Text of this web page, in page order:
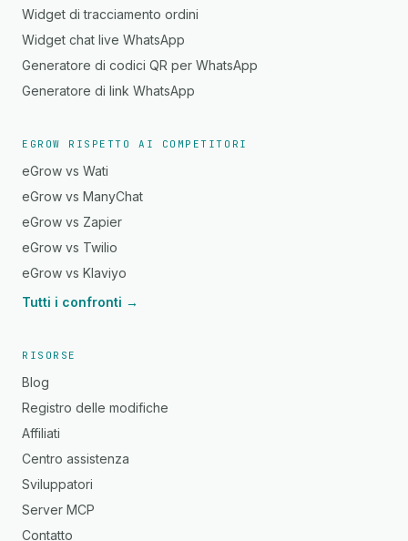
Widget di tracciamento ordini
Widget chat live WhatsApp
Generatore di codici QR per WhatsApp
Generatore di link WhatsApp
EGROW RISPETTO AI COMPETITORI
eGrow vs Wati
eGrow vs ManyChat
eGrow vs Zapier
eGrow vs Twilio
eGrow vs Klaviyo
Tutti i confronti →
RISORSE
Blog
Registro delle modifiche
Affiliati
Centro assistenza
Sviluppatori
Server MCP
Contatto